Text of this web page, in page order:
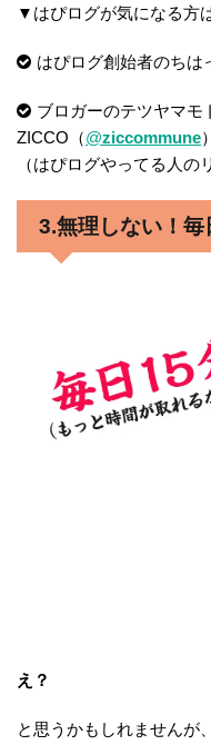
▼はぴログが気になる方
はぴログ創始者のちは
ブロガーのテツヤマモ
ZICCO（@ziccommune
（はぴログやってる人の
3.無理しない！毎
え？
と思うかもしれませんが